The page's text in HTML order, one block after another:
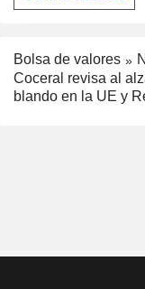
Bolsa de valores
Coceral revisa al
blando en la UE y